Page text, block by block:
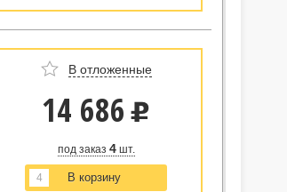
В отложенные
14 686 u
под заказ 4шт.